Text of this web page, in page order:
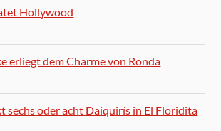
Hollywood
erliegt dem Charme von Ronda
sechs oder acht Daiquirís in El Floridita